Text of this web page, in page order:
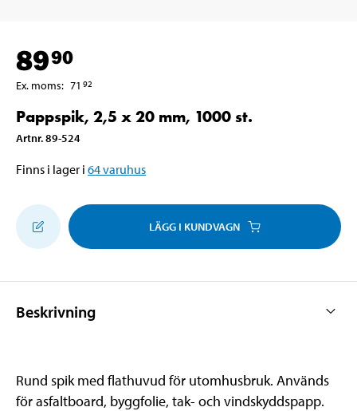
8990
Ex. moms: 71 92
Pappspik, 2,5 x 20 mm, 1000 st.
Artnr.89-524
Finns i lager i 64varuhus
LÄGG I KUNDVAGN
Beskrivning
Rund spik med flathuvud för utomhusbruk. Används
för asfaltboard, byggfolie, tak- och vindskyddspapp.